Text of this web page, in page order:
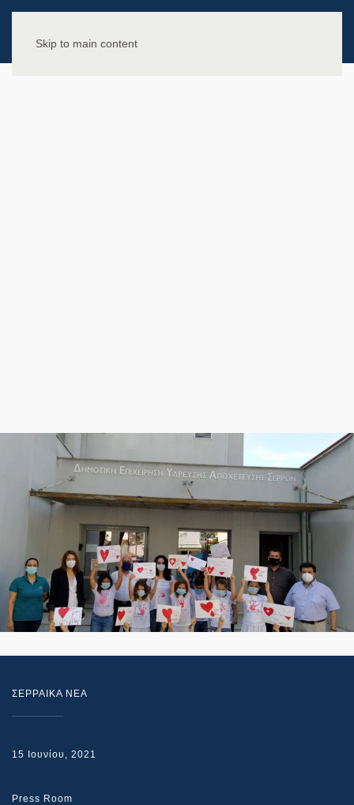
Skip to main content
ΣΕΡΡΑΙΚΑ ΝΕΑ
15 Ιουνίου, 2021
Press Room